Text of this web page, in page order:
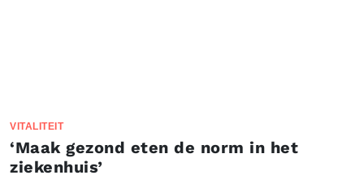
VITALITEIT
‘Maak gezond eten de norm in het
ziekenhuis’